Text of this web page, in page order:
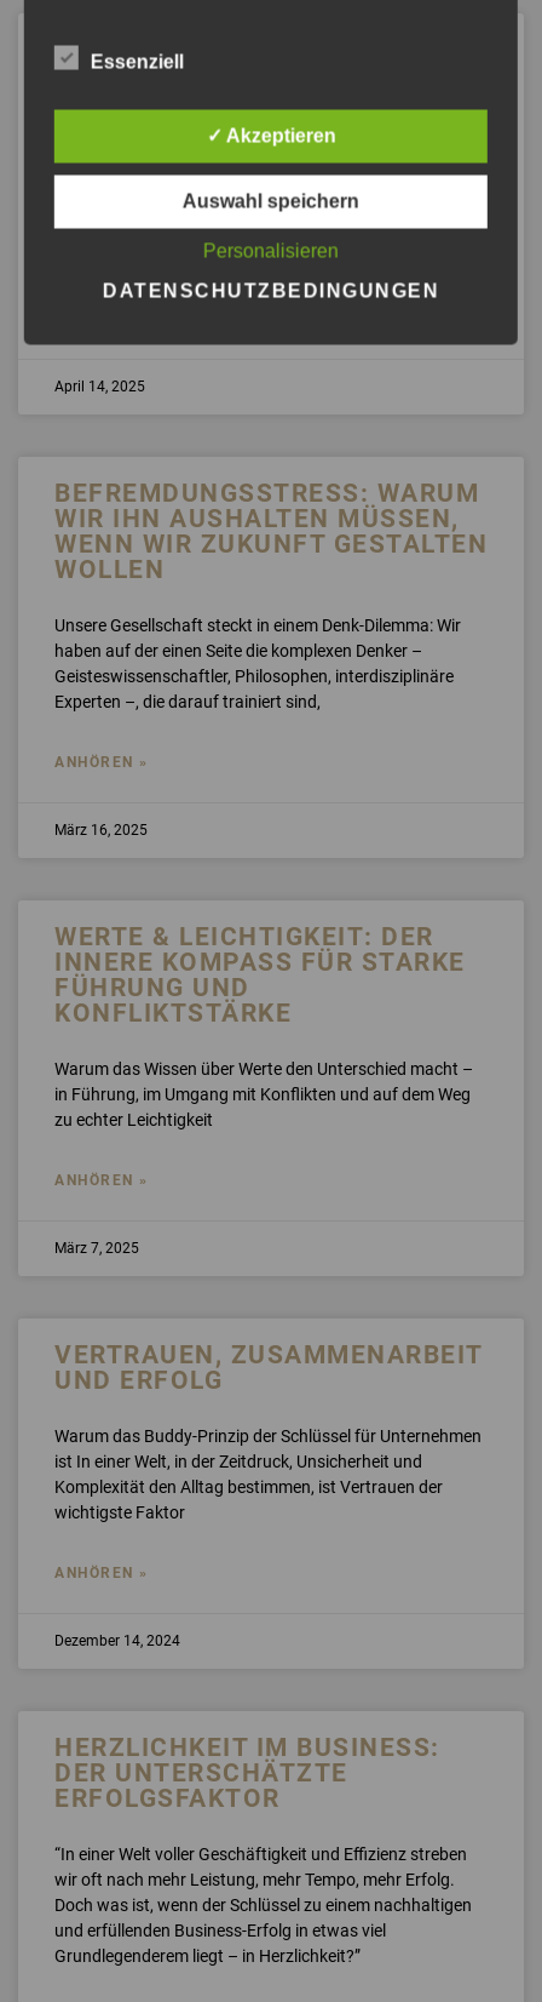
BEFREMDUNGSSTRESS –
WARUM UNTERNEHMEN
OBWOHL SIE SIE HALTEN
Ich erinnere mich noch genau… „Ich erinnere mich an einen
Moment in meiner NLP-Ausbildung. Ein Teilnehmer –
kompetent, ruhig, analytisch – doch ich spürte sofort:
April 14, 2025
BEFREMDUNGSSTRESS: WARUM
WIR IHN AUSHALTEN MÜSSEN,
WENN WIR ZUKUNFT GESTALTEN
WOLLEN
Unsere Gesellschaft steckt in einem Denk-Dilemma: Wir
haben auf der einen Seite die komplexen Denker –
Geisteswissenschaftler, Philosophen, interdisziplinäre
Experten –, die darauf trainiert sind,
ANHÖREN »
März 16, 2025
WERTE & LEICHTIGKEIT: DER
INNERE KOMPASS FÜR STARKE
FÜHRUNG UND
KONFLIKTSTÄRKE
Warum das Wissen über Werte den Unterschied macht –
in Führung, im Umgang mit Konflikten und auf dem Weg
zu echter Leichtigkeit
ANHÖREN »
März 7, 2025
VERTRAUEN, ZUSAMMENARBEIT
UND ERFOLG
Warum das Buddy-Prinzip der Schlüssel für Unternehmen
ist In einer Welt, in der Zeitdruck, Unsicherheit und
Komplexität den Alltag bestimmen, ist Vertrauen der
wichtigste Faktor
ANHÖREN »
Dezember 14, 2024
HERZLICHKEIT IM BUSINESS:
DER UNTERSCHÄTZTE
ERFOLGSFAKTOR
“In einer Welt voller Geschäftigkeit und Effizienz streben
wir oft nach mehr Leistung, mehr Tempo, mehr Erfolg.
Doch was ist, wenn der Schlüssel zu einem nachhaltigen
und erfüllenden Business-Erfolg in etwas viel
Grundlegenderem liegt – in Herzlichkeit?”
Essenziell
✓ Akzeptieren
Auswahl speichern
Personalisieren
DATENSCHUTZBEDINGUNGEN